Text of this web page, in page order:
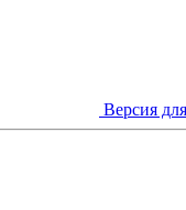
Версия